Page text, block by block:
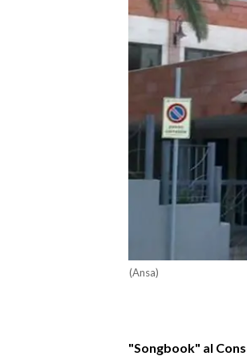
SERVIZI ALLE IMPRESE
(Ansa)
"Songbook" al